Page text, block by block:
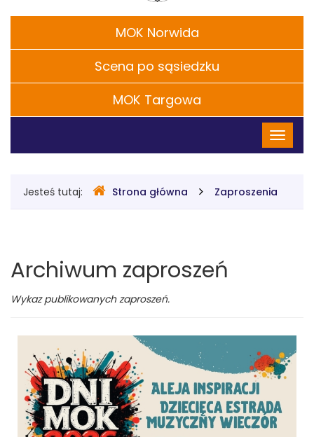
Chaplina
w
Legionowie
MOK Norwida
Scena po sąsiedzku
MOK Targowa
główne
Gdzie
jesteśmy
Jesteś tutaj: Strona główna Zaproszenia
Archiwum zaproszeń
Wykaz publikowanych zaproszeń.